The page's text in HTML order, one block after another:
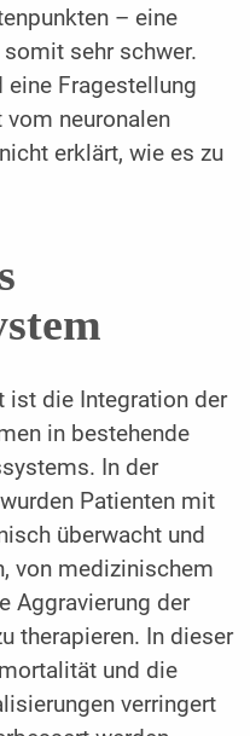
– eine
sehr schwer.
Fragestellung
vom neuronalen
erklärt, wie es zu
ist die Integration der
in bestehende
In der
Patienten mit
überwacht und
von medizinischem
Aggravierung der
therapieren. In dieser
und die
verringert